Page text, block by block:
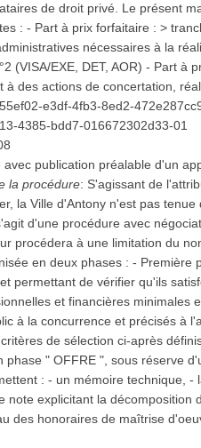
de droit privé. Le présent
: - Part à prix forfaitaire : >
nécessaires à la
(VISA/EXE, DET, AOR) - Part à
à des actions de concertation,
e3df-4fb3-8ed2-
4385-bdd7-016672302d33-01
avec publication préalable d'un
la procédure: S'agissant de
la Ville d'Antony n'est pas
d'une procédure avec
procédera à une limitation du
en deux phases : - Première
permettant de vérifier qu'ils
et financières minimales
à la concurrence et précisés à
de sélection ci-après
phase " OFFRE ", sous réserve
: - un mémoire technique,
note explicitant la
des honoraires de maîtrise